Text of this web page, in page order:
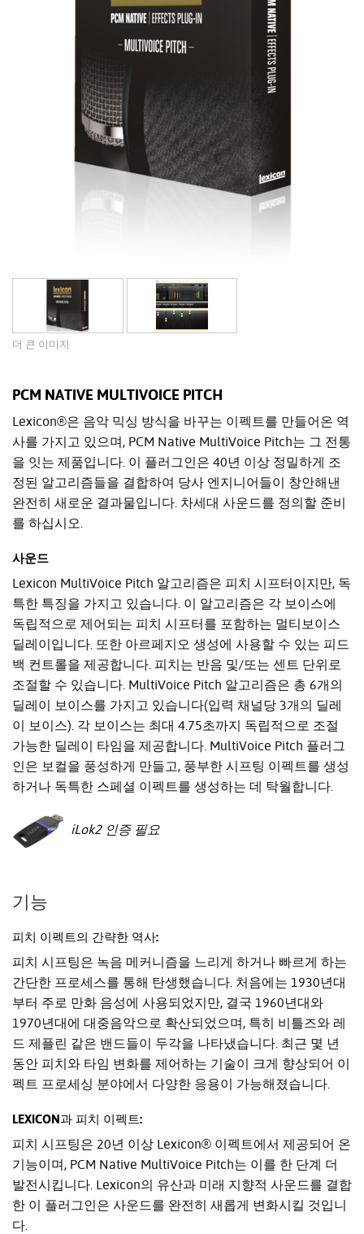
더 큰 이미지
PCM NATIVE MULTIVOICE PITCH
Lexicon®은 음악 믹싱 방식을 바꾸는 이펙트를 만들어온 역
사를 가지고 있으며, PCM Native MultiVoice Pitch는 그 전통
을 잇는 제품입니다. 이 플러그인은 40년 이상 정밀하게 조
정된 알고리즘들을 결합하여 당사 엔지니어들이 창안해낸
완전히 새로운 결과물입니다. 차세대 사운드를 정의할 준비
를 하십시오.
사운드
Lexicon MultiVoice Pitch 알고리즘은 피치 시프터이지만, 독
특한 특징을 가지고 있습니다. 이 알고리즘은 각 보이스에
독립적으로 제어되는 피치 시프터를 포함하는 멀티보이스
딜레이입니다. 또한 아르페지오 생성에 사용할 수 있는 피드
백 컨트롤을 제공합니다. 피치는 반음 및/또는 센트 단위로
조절할 수 있습니다. MultiVoice Pitch 알고리즘은 총 6개의
딜레이 보이스를 가지고 있습니다(입력 채널당 3개의 딜레
이 보이스). 각 보이스는 최대 4.75초까지 독립적으로 조절
가능한 딜레이 타임을 제공합니다. MultiVoice Pitch 플러그
인은 보컬을 풍성하게 만들고, 풍부한 시프팅 이펙트를 생성
하거나 독특한 스페셜 이펙트를 생성하는 데 탁월합니다.
iLok2 인증 필요
기능
피치 이펙트의 간략한 역사:
피치 시프팅은 녹음 메커니즘을 느리게 하거나 빠르게 하는
간단한 프로세스를 통해 탄생했습니다. 처음에는 1930년대
부터 주로 만화 음성에 사용되었지만, 결국 1960년대와
1970년대에 대중음악으로 확산되었으며, 특히 비틀즈와 레
드 제플린 같은 밴드들이 두각을 나타냈습니다. 최근 몇 년
동안 피치와 타임 변화를 제어하는 기술이 크게 향상되어 이
펙트 프로세싱 분야에서 다양한 응용이 가능해졌습니다.
LEXICON과 피치 이펙트:
피치 시프팅은 20년 이상 Lexicon® 이펙트에서 제공되어 온
기능이며, PCM Native MultiVoice Pitch는 이를 한 단계 더
발전시킵니다. Lexicon의 유산과 미래 지향적 사운드를 결합
한 이 플러그인은 사운드를 완전히 새롭게 변화시킬 것입니
다.